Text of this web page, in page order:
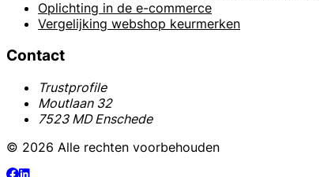
Oplichting in de e-commerce
Vergelijking webshop keurmerken
Contact
Trustprofile
Moutlaan 32
7523 MD Enschede
© 2026 Alle rechten voorbehouden